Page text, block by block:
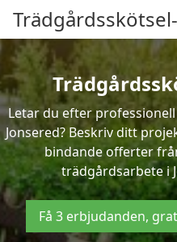
Letar du efter
Jonsered? Beskriv ditt
bindande offerter
trädgårdsarbete i
Få 3 erbjudanden,